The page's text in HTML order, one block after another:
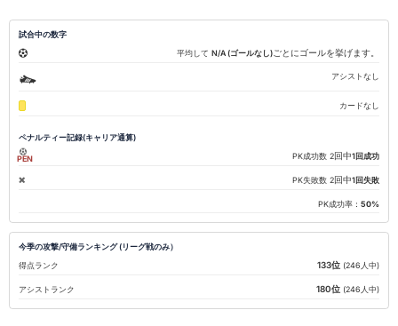
試合中の数字
平均してN/A (ゴールなし)ごとにゴールを挙げます。
アシストなし
カードなし
ペナルティー記録(キャリア通算)
PEN PK成功数 2回中1回成功
PK失敗数 2回中1回失敗
PK成功率：50%
今季の攻撃/守備ランキング (リーグ戦のみ）
得点ランク
133位 (246人中)
アシストランク 180位 (246人中)